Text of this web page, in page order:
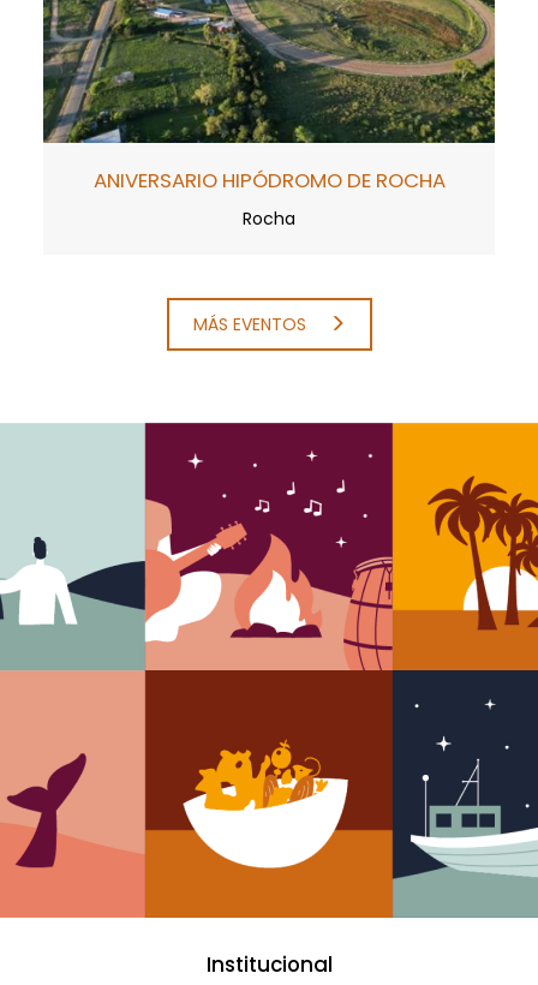
ANIVERSARIO HIPÓDROMO DE ROCHA
Rocha
MÁS EVENTOS
Institucional